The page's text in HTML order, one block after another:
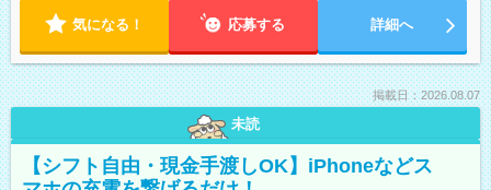
気になる！ 応募する 詳細へ
掲載日：2026.08.07
未読
【シフト自由・現金手渡しOK】iPhoneなどス